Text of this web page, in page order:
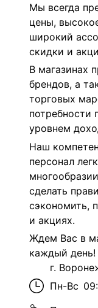
Мы всегда
цены,
широкий
скидки и
В магазинах
брендов, а
торговых
потребности
уровнем
Наш
персонал
сделать
сэкономить,
и акциях.
Ждем Вас в
каждый день!
г.
Пн-Вс